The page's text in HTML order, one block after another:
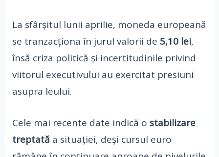
La sfârșitul lunii aprilie, moneda europeană
se tranzacționa în jurul valorii de 5,10 lei,
însă criza politică și incertitudinile privind
viitorul executivului au exercitat presiuni
asupra leului.
Cele mai recente date indică o stabilizare
treptată a situației, deși cursul euro